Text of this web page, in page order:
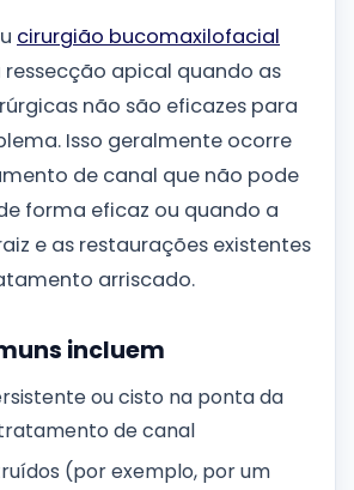
cirurgião bucomaxilofacial
ressecção apical quando as
não são eficazes para
Isso geralmente ocorre
de canal que não pode
forma eficaz ou quando a
e as restaurações existentes
arriscado.
incluem
ou cisto na ponta da
de canal
(por exemplo, por um